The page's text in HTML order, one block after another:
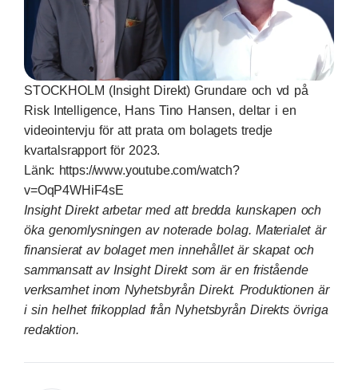
STOCKHOLM (Insight Direkt) Grundare och vd på
Risk Intelligence, Hans Tino Hansen, deltar i en
videointervju för att prata om bolagets tredje
kvartalsrapport för 2023.
Länk: https://www.youtube.com/watch?
v=OqP4WHiF4sE
Insight Direkt arbetar med att bredda kunskapen och
öka genomlysningen av noterade bolag. Materialet är
finansierat av bolaget men innehållet är skapat och
sammansatt av Insight Direkt som är en fristående
verksamhet inom Nyhetsbyrån Direkt. Produktionen är
i sin helhet frikopplad från Nyhetsbyrån Direkts övriga
redaktion.